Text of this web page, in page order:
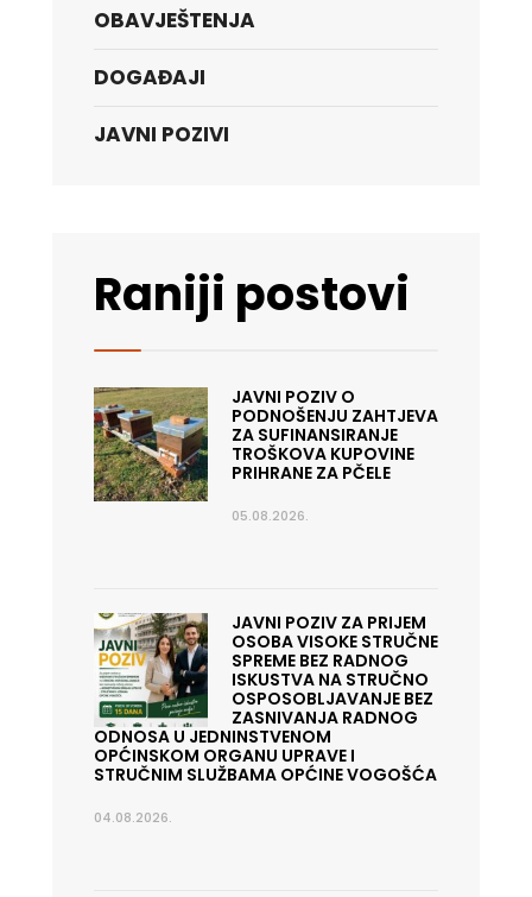
OBAVJEŠTENJA
DOGAĐAJI
JAVNI POZIVI
Raniji postovi
JAVNI POZIV O
PODNOŠENJU ZAHTJEVA
ZA SUFINANSIRANJE
TROŠKOVA KUPOVINE
PRIHRANE ZA PČELE
05.08.2026.
JAVNI POZIV ZA PRIJEM
OSOBA VISOKE STRUČNE
SPREME BEZ RADNOG
ISKUSTVA NA STRUČNO
OSPOSOBLJAVANJE BEZ
ZASNIVANJA RADNOG
ODNOSA U JEDNINSTVENOM
OPĆINSKOM ORGANU UPRAVE I
STRUČNIM SLUŽBAMA OPĆINE VOGOŠĆA
04.08.2026.